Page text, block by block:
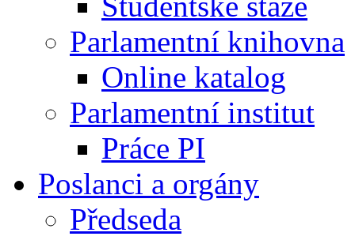
Parlamentní knihovna
Online katalog
Parlamentní institut
Práce PI
Poslanci a orgány
Předseda